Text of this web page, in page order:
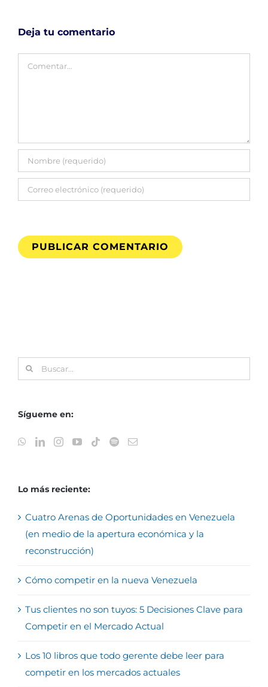
Deja tu comentario
Comentar
Buscar:
Sígueme en:
Lo más reciente:
Cuatro Arenas de Oportunidades en Venezuela
(en medio de la apertura económica y la
reconstrucción)
Cómo competir en la nueva Venezuela
Tus clientes no son tuyos: 5 Decisiones Clave para
Competir en el Mercado Actual
Los 10 libros que todo gerente debe leer para
competir en los mercados actuales